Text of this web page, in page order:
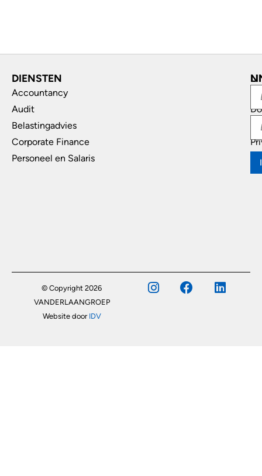
DIENSTEN
Accountancy
Audit
Belastingadvies
Corporate Finance
Personeel en Salaris
© Copyright 2026
VANDERLAANGROEP
Website door IDV